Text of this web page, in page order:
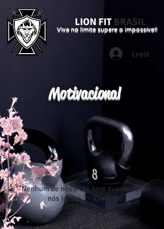
LION FIT BRASIL
Viva no limite supere o impossível!
Login
Motivacional
"Nenhum de nós é tão bom quanto todos
nós juntos." - Ray Kroc